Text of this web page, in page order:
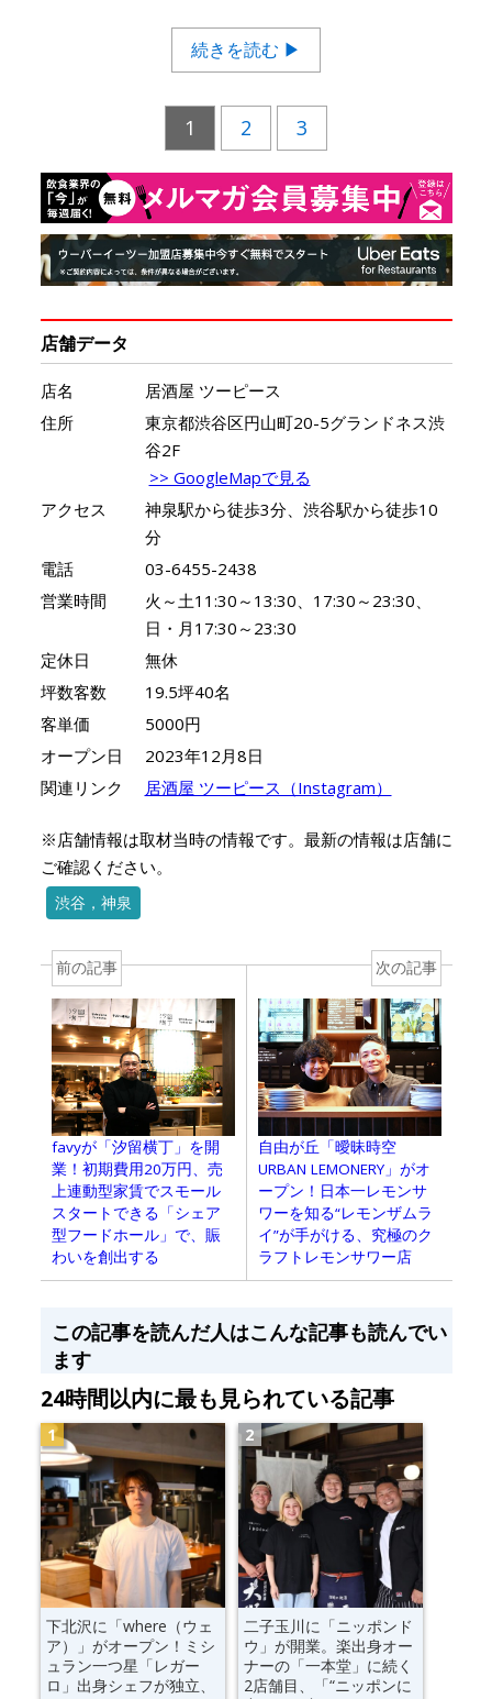
続きを読む ▶
1 2 3
店舗データ
店名
居酒屋 ツーピース
住所
東京都渋谷区円山町20-5グランドネス渋
谷2F
>> GoogleMapで見る
アクセス
神泉駅から徒歩3分、渋谷駅から徒歩10
分
電話
03-6455-2438
営業時間
火～土11:30～13:30、17:30～23:30、
日・月17:30～23:30
定休日
無休
坪数客数
19.5坪40名
客単価
5000円
オープン日
2023年12月8日
関連リンク
居酒屋 ツーピース（Instagram）
※店舗情報は取材当時の情報です。最新の情報は店舗に
ご確認ください。
渋谷，神泉
前の記事
favyが「汐留横丁」を開
業！初期費用20万円、売
上連動型家賃でスモール
スタートできる「シェア
型フードホール」で、賑
わいを創出する
次の記事
自由が丘「曖昧時空
URBAN LEMONERY」がオ
ープン！日本一レモンサ
ワーを知る“レモンザムラ
イ”が手がける、究極のク
ラフトレモンサワー店
この記事を読んだ人はこんな記事も読んでい
ます
24時間以内に最も見られている記事
下北沢に「where（ウェ
ア）」がオープン！ミシ
ュラン一つ星「レガー
ロ」出身シェフが独立、
二子玉川に「ニッポンド
ウ」が開業。楽出身オー
ナーの「一本堂」に続く
2店舗目、「“ニッポンに